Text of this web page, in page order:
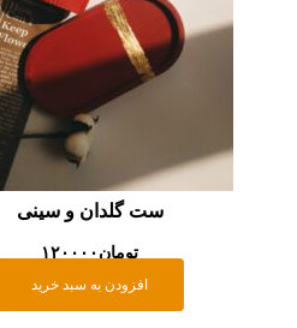
ست گلدان و سینی
تومان۱۲۰۰۰۰
افزودن به سبد خرید